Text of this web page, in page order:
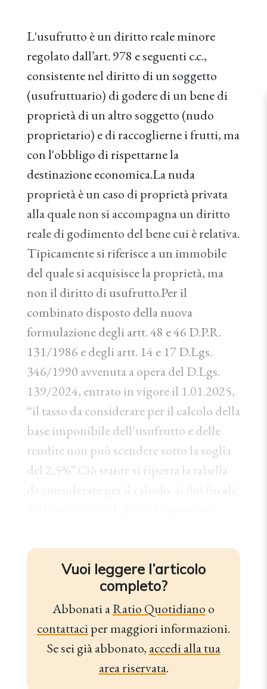
L'usufrutto è un diritto reale minore
regolato dall’art. 978 e seguenti c.c.,
consistente nel diritto di un soggetto
(usufruttuario) di godere di un bene di
proprietà di un altro soggetto (nudo
proprietario) e di raccoglierne i frutti, ma
con l'obbligo di rispettarne la
destinazione economica.La nuda
proprietà è un caso di proprietà privata
alla quale non si accompagna un diritto
reale di godimento del bene cui è relativa.
Tipicamente si riferisce a un immobile
del quale si acquisisce la proprietà, ma
non il diritto di usufrutto.Per il
combinato disposto della nuova
formulazione degli artt. 48 e 46 D.P.R.
131/1986 e degli artt. 14 e 17 D.Lgs.
346/1990 avvenuta a opera del D.Lgs.
139/2024, entrato in vigore il 1.01.2025,
“il tasso da considerare per il calcolo della
base imponibile dell’usufrutto e delle
rendite non può scendere sotto la soglia
del 2,5%”.Ciò stante si riporta la tabella
Vuoi leggere l’articolo
completo?
Abbonati aRatio Quotidiano o
contattaciper maggiori informazioni.
Se sei già abbonato, accedi alla tua
area riservata.